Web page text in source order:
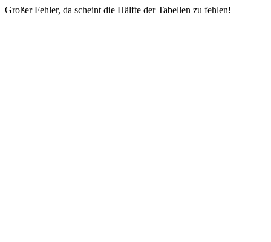
Großer Fehler, da scheint die Hälfte der Tabellen zu fehlen!